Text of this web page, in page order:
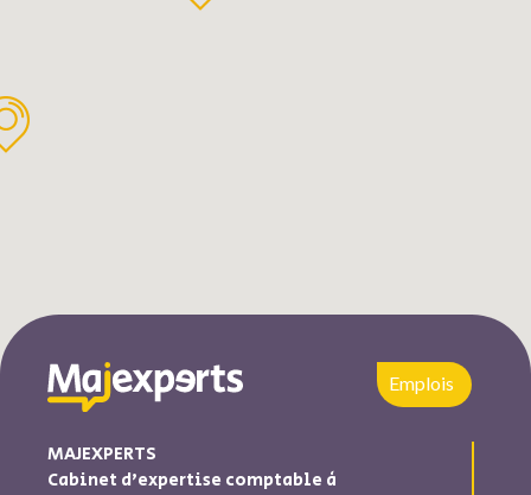
Emplois
MAJEXPERTS
Cabinet d’expertise comptable à